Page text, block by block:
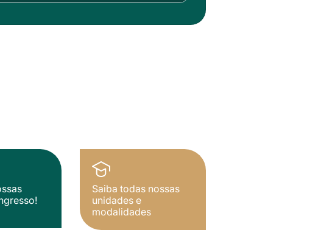
Saiba todas nossas
unidades e
modalidades